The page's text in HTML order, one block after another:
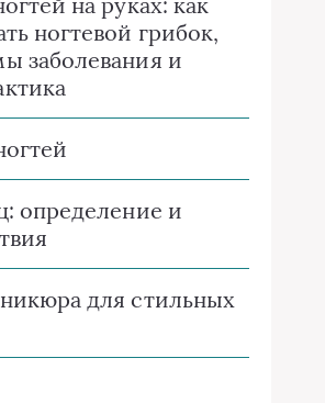
ногтевой грибок,
заболевания и
определение и
для стильных